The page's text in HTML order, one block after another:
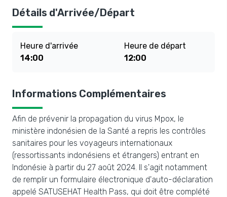
Détails d'Arrivée/Départ
Heure d'arrivée
14:00
Heure de départ
12:00
Informations Complémentaires
Afin de prévenir la propagation du virus Mpox, le
ministère indonésien de la Santé a repris les contrôles
sanitaires pour les voyageurs internationaux
(ressortissants indonésiens et étrangers) entrant en
Indonésie à partir du 27 août 2024. Il s'agit notamment
de remplir un formulaire électronique d'auto-déclaration
appelé SATUSEHAT Health Pass, qui doit être complété